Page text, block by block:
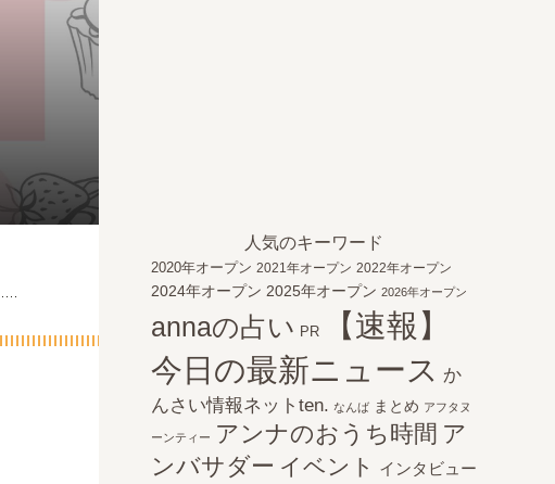
人気のキーワード
2020年オープン 2021年オープン 2022年オープン
2024年オープン 2025年オープン 2026年オープン
annaの占い PR
【速報】
今日の最新ニュース か
んさい情報ネットten. なんば まとめ アフタヌ
ーンティー アンナのおうち時間 ア
ンバサダー イベント インタビュー